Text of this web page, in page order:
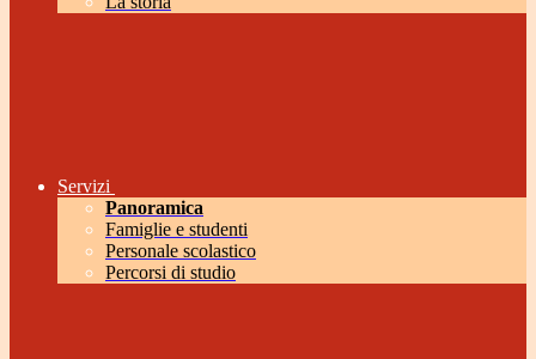
Servizi
Panoramica
Famiglie e studenti
Personale scolastico
Percorsi di studio